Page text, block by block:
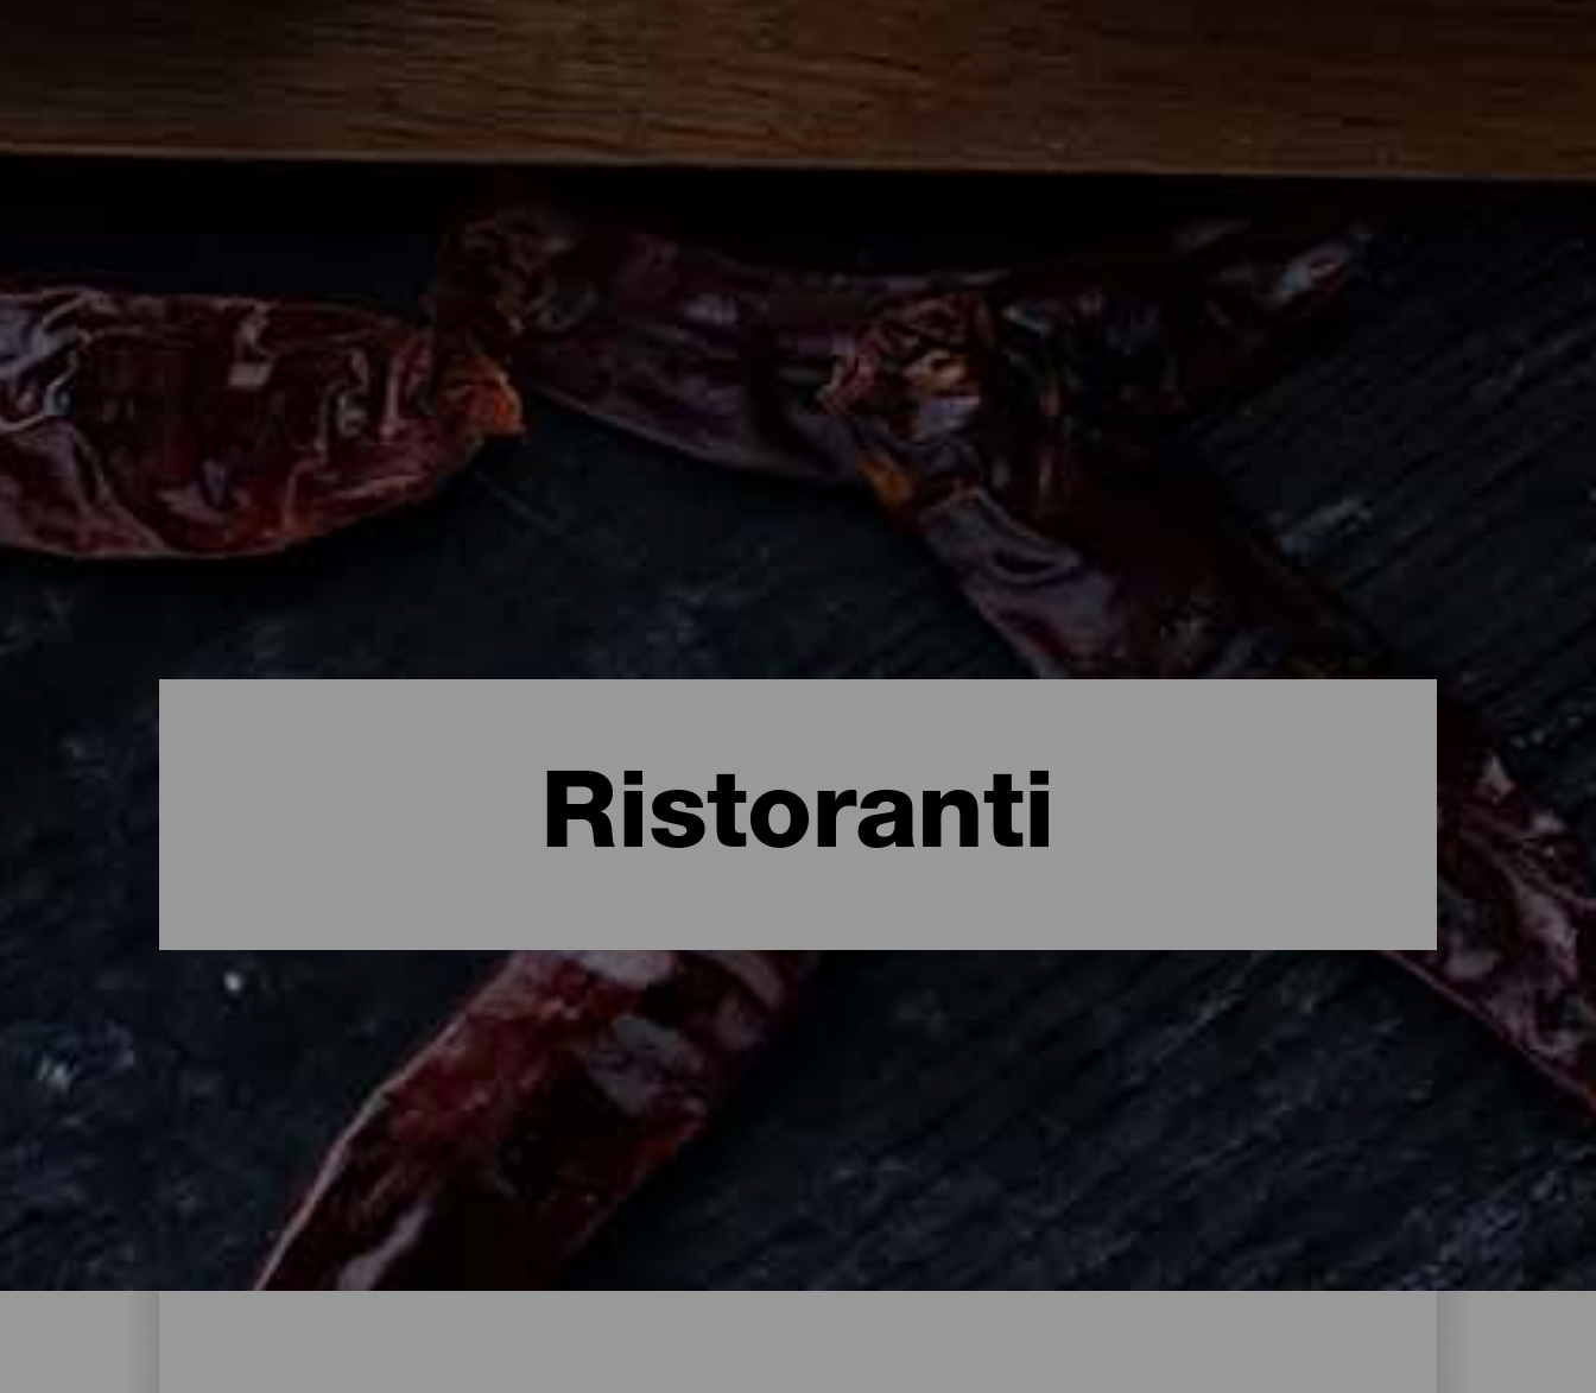
Ristoranti
Dove mangiare a La Palma: ristoranti e gastronomia
Mojo palmero, chicharrones, formaggio alla griglia con salsa mojo, pesce fresco, proposte dolci come il Príncipe Alberto o gli almendrados... L'Isla
Bonita ha un sapore tutto suo, che nasce da prodotti locali freschissimi e che assume un'altra dimensione nelle cucine dei ristoranti di La Palma. In
tutta l'isola puoi trovare ogni tipo di opzione, dai ristoranti costieri dove puoi gustare pesce fresco agli spazi fusion e all'avanguardia, oltre a piccoli
ristoranti familiari, taverne e terrazze. Trova le migliori proposte gastronomiche di La Palma e organizza una visita deliziosa.